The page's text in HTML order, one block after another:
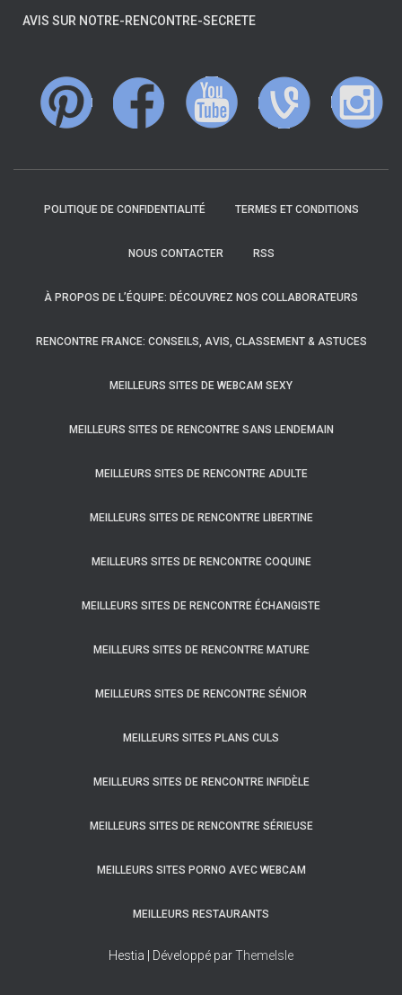
AVIS SUR NOTRE-RENCONTRE-SECRETE
POLITIQUE DE CONFIDENTIALITÉ TERMES ET CONDITIONS
NOUS CONTACTER RSS
À PROPOS DE L’ÉQUIPE: DÉCOUVREZ NOS COLLABORATEURS
RENCONTRE FRANCE: CONSEILS, AVIS, CLASSEMENT & ASTUCES
MEILLEURS SITES DE WEBCAM SEXY
MEILLEURS SITES DE RENCONTRE SANS LENDEMAIN
MEILLEURS SITES DE RENCONTRE ADULTE
MEILLEURS SITES DE RENCONTRE LIBERTINE
MEILLEURS SITES DE RENCONTRE COQUINE
MEILLEURS SITES DE RENCONTRE ÉCHANGISTE
MEILLEURS SITES DE RENCONTRE MATURE
MEILLEURS SITES DE RENCONTRE SÉNIOR
MEILLEURS SITES PLANS CULS
MEILLEURS SITES DE RENCONTRE INFIDÈLE
MEILLEURS SITES DE RENCONTRE SÉRIEUSE
MEILLEURS SITES PORNO AVEC WEBCAM
MEILLEURS RESTAURANTS
Hestia | Développé parThemeIsle